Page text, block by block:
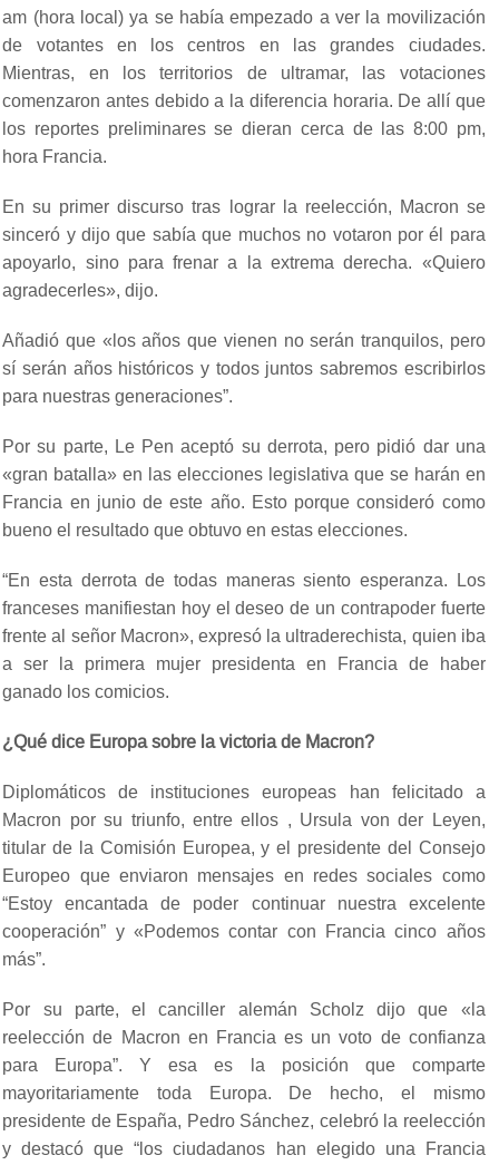
am (hora local) ya se había empezado a ver la movilización
de votantes en los centros en las grandes ciudades.
Mientras, en los territorios de ultramar, las votaciones
comenzaron antes debido a la diferencia horaria. De allí que
los reportes preliminares se dieran cerca de las 8:00 pm,
hora Francia.
En su primer discurso tras lograr la reelección, Macron se
sinceró y dijo que sabía que muchos no votaron por él para
apoyarlo, sino para frenar a la extrema derecha. «Quiero
agradecerles», dijo.
Añadió que «los años que vienen no serán tranquilos, pero
sí serán años históricos y todos juntos sabremos escribirlos
para nuestras generaciones”.
Por su parte, Le Pen aceptó su derrota, pero pidió dar una
«gran batalla» en las elecciones legislativa que se harán en
Francia en junio de este año. Esto porque consideró como
bueno el resultado que obtuvo en estas elecciones.
“En esta derrota de todas maneras siento esperanza. Los
franceses manifiestan hoy el deseo de un contrapoder fuerte
frente al señor Macron», expresó la ultraderechista, quien iba
a ser la primera mujer presidenta en Francia de haber
ganado los comicios.
¿Qué dice Europa sobre la victoria de Macron?
Diplomáticos de instituciones europeas han felicitado a
Macron por su triunfo, entre ellos , Ursula von der Leyen,
titular de la Comisión Europea, y el presidente del Consejo
Europeo que enviaron mensajes en redes sociales como
“Estoy encantada de poder continuar nuestra excelente
cooperación” y «Podemos contar con Francia cinco años
más”.
Por su parte, el canciller alemán Scholz dijo que «la
reelección de Macron en Francia es un voto de confianza
para Europa”. Y esa es la posición que comparte
mayoritariamente toda Europa. De hecho, el mismo
presidente de España, Pedro Sánchez, celebró la reelección
y destacó que “los ciudadanos han elegido una Francia